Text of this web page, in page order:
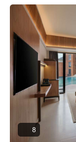
Подробная
8